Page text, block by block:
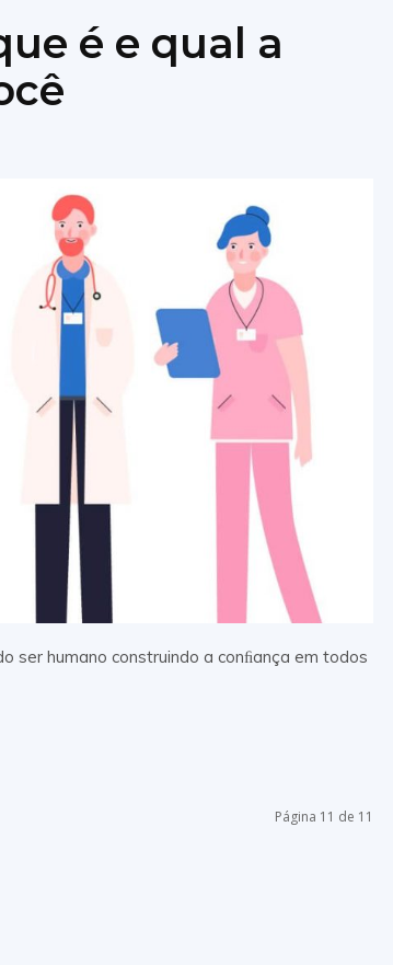
é e qual a
ser humano construindo a conﬁança em todos
Página 11 de 11